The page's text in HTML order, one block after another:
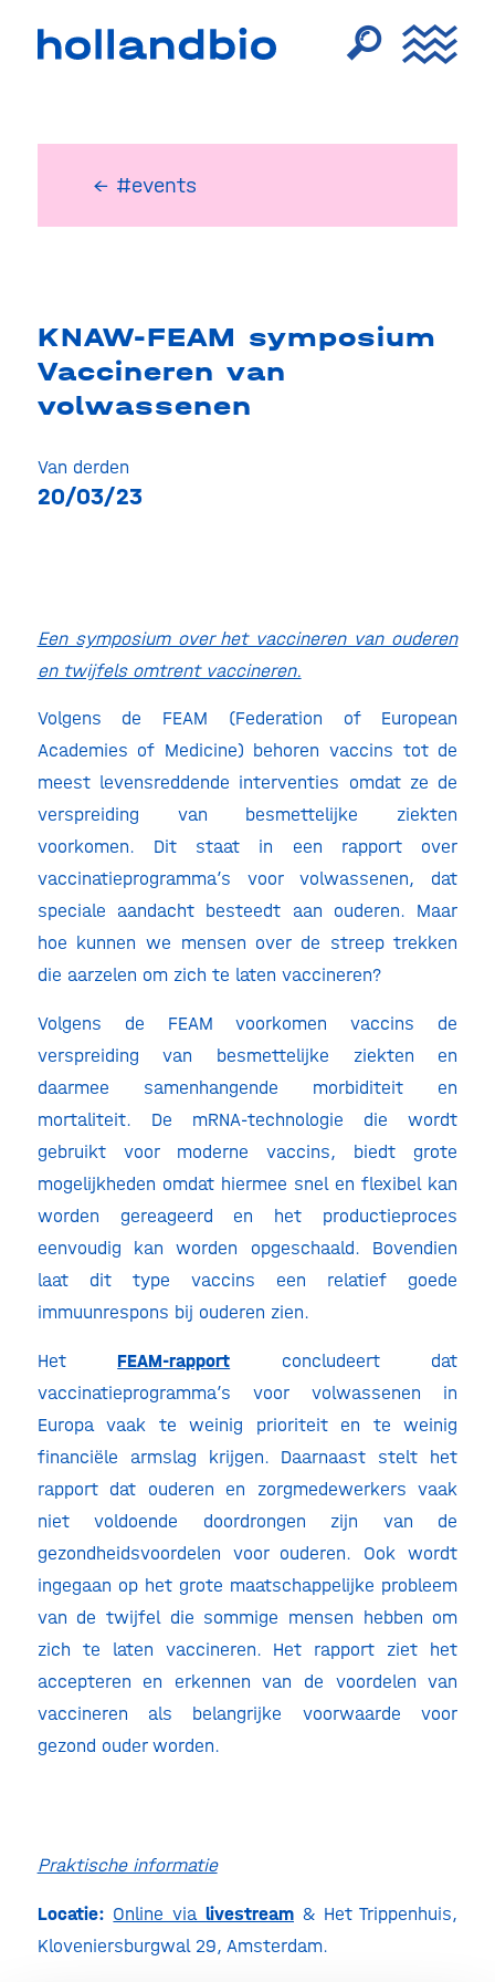
← #events
KNAW-FEAM symposium
Vaccineren van
volwassenen
Van derden
20/03/23
Een symposium over het vaccineren van ouderen
en twijfels omtrent vaccineren.
Volgens de FEAM (Federation of European
Academies of Medicine) behoren vaccins tot de
meest levensreddende interventies omdat ze de
verspreiding van besmettelijke ziekten
voorkomen. Dit staat in een rapport over
vaccinatieprogramma’s voor volwassenen, dat
speciale aandacht besteedt aan ouderen. Maar
hoe kunnen we mensen over de streep trekken
die aarzelen om zich te laten vaccineren?
Volgens de FEAM voorkomen vaccins de
verspreiding van besmettelijke ziekten en
daarmee samenhangende morbiditeit en
mortaliteit. De mRNA-technologie die wordt
gebruikt voor moderne vaccins, biedt grote
mogelijkheden omdat hiermee snel en flexibel kan
worden gereageerd en het productieproces
eenvoudig kan worden opgeschaald. Bovendien
laat dit type vaccins een relatief goede
immuunrespons bij ouderen zien.
Het FEAM-rapport concludeert dat
vaccinatieprogramma’s voor volwassenen in
Europa vaak te weinig prioriteit en te weinig
financiële armslag krijgen. Daarnaast stelt het
rapport dat ouderen en zorgmedewerkers vaak
niet voldoende doordrongen zijn van de
gezondheidsvoordelen voor ouderen. Ook wordt
ingegaan op het grote maatschappelijke probleem
van de twijfel die sommige mensen hebben om
zich te laten vaccineren. Het rapport ziet het
accepteren en erkennen van de voordelen van
vaccineren als belangrijke voorwaarde voor
gezond ouder worden.
Praktische informatie
Locatie: Online vialivestream & Het Trippenhuis,
Kloveniersburgwal 29, Amsterdam.